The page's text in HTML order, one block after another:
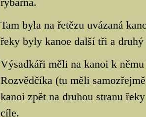
Tam byla na řetězu uvázaná
řeky byly kanoe další tři a
Výsadkáři měli na kanoi k
Rozvědčíka (tu měli
kanoi zpět na druhou stranu
cíle.